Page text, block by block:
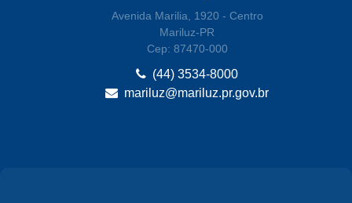
Avenida Marilia, 1920 - Centro
Mariluz-PR
Cep: 87470-000
(44) 3534-8000
mariluz@mariluz.pr.gov.br